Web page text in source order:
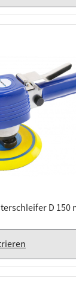
D 150